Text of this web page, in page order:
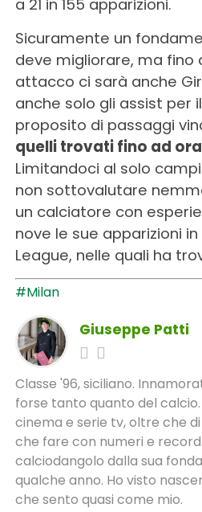
a 21 in 155 apparizioni.
Sicuramente un
deve migliorare, ma fino
attacco ci sarà anche
anche solo gli assist per
proposito di passaggi
quelli trovati fino ad
Limitandoci al solo
non sottovalutare
un calciatore con
nove le sue apparizioni
League, nelle quali ha
#Milan
Giuseppe Patti
Classe '96, siciliano.
forse tanto quanto del
cinema e serie tv, oltre che
che fare con numeri e
calciodangolo dalla sua
qualche anno. Ho visto
che sento quasi come mio.